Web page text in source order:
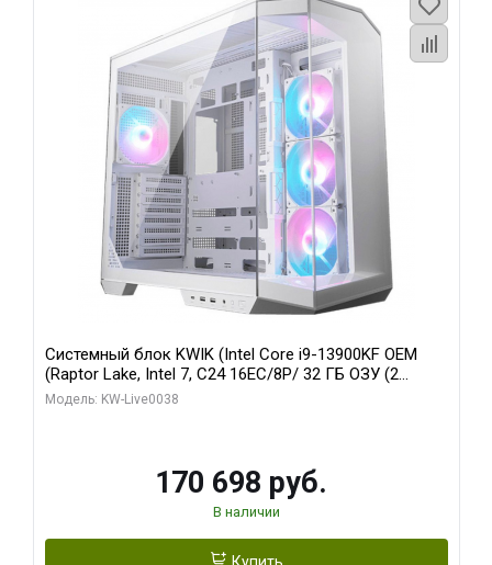
Системный блок KWIK (Intel Core i9-13900KF OEM
(Raptor Lake, Intel 7, C24 16EC/8P/ 32 ГБ ОЗУ (2
модуля)/ Gigabyte RX9070XT GAMING OC 16GB GDDR6
Модель: KW-Live0038
170 698 руб.
В наличии